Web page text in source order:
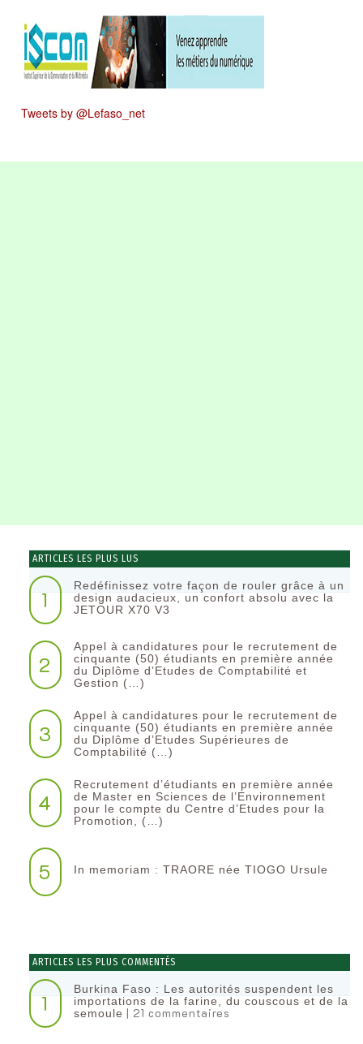
Tweets by @Lefaso_net
ARTICLES LES PLUS LUS
1
Redéfinissez votre façon de rouler grâce à un
design audacieux, un confort absolu avec la
JETOUR X70 V3
2
Appel à candidatures pour le recrutement de
cinquante (50) étudiants en première année
du Diplôme d’Etudes de Comptabilité et
Gestion (…)
3
Appel à candidatures pour le recrutement de
cinquante (50) étudiants en première année
du Diplôme d’Etudes Supérieures de
Comptabilité (…)
4
Recrutement d’étudiants en première année
de Master en Sciences de l’Environnement
pour le compte du Centre d’Etudes pour la
Promotion, (…)
5 In memoriam : TRAORE née TIOGO Ursule
ARTICLES LES PLUS COMMENTÉS
1
Burkina Faso : Les autorités suspendent les
importations de la farine, du couscous et de la
semoule | 21 commentaires